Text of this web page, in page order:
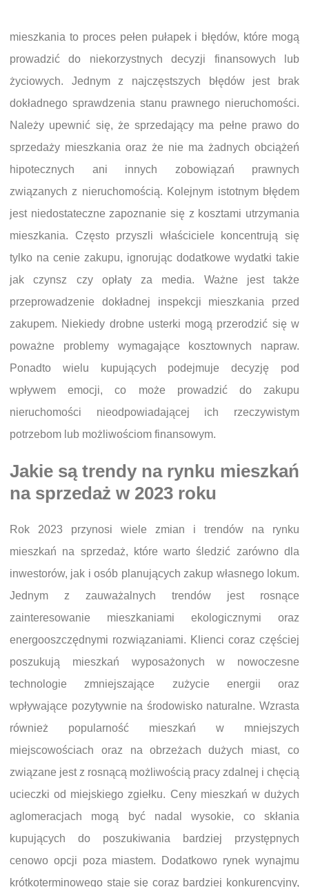
mieszkania to proces pełen pułapek i błędów, które mogą
prowadzić do niekorzystnych decyzji finansowych lub
życiowych. Jednym z najczęstszych błędów jest brak
dokładnego sprawdzenia stanu prawnego nieruchomości.
Należy upewnić się, że sprzedający ma pełne prawo do
sprzedaży mieszkania oraz że nie ma żadnych obciążeń
hipotecznych ani innych zobowiązań prawnych
związanych z nieruchomością. Kolejnym istotnym błędem
jest niedostateczne zapoznanie się z kosztami utrzymania
mieszkania. Często przyszli właściciele koncentrują się
tylko na cenie zakupu, ignorując dodatkowe wydatki takie
jak czynsz czy opłaty za media. Ważne jest także
przeprowadzenie dokładnej inspekcji mieszkania przed
zakupem. Niekiedy drobne usterki mogą przerodzić się w
poważne problemy wymagające kosztownych napraw.
Ponadto wielu kupujących podejmuje decyzję pod
wpływem emocji, co może prowadzić do zakupu
nieruchomości nieodpowiadającej ich rzeczywistym
potrzebom lub możliwościom finansowym.
Jakie są trendy na rynku mieszkań
na sprzedaż w 2023 roku
Rok 2023 przynosi wiele zmian i trendów na rynku
mieszkań na sprzedaż, które warto śledzić zarówno dla
inwestorów, jak i osób planujących zakup własnego lokum.
Jednym z zauważalnych trendów jest rosnące
zainteresowanie mieszkaniami ekologicznymi oraz
energooszczędnymi rozwiązaniami. Klienci coraz częściej
poszukują mieszkań wyposażonych w nowoczesne
technologie zmniejszające zużycie energii oraz
wpływające pozytywnie na środowisko naturalne. Wzrasta
również popularność mieszkań w mniejszych
miejscowościach oraz na obrzeżach dużych miast, co
związane jest z rosnącą możliwością pracy zdalnej i chęcią
ucieczki od miejskiego zgiełku. Ceny mieszkań w dużych
aglomeracjach mogą być nadal wysokie, co skłania
kupujących do poszukiwania bardziej przystępnych
cenowo opcji poza miastem. Dodatkowo rynek wynajmu
krótkoterminowego staje się coraz bardziej konkurencyjny,